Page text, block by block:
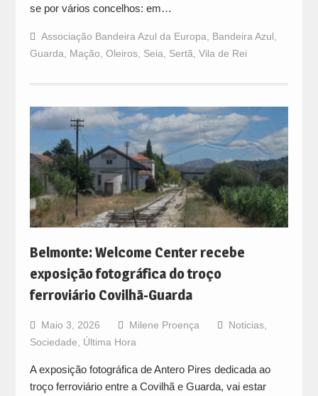
se por vários concelhos: em…
Associação Bandeira Azul da Europa Bandeira Azul
Guarda
Mação Oleiros, Seia Sertã Vila de Rei
Belmonte: Welcome Center recebe
exposição fotográfica do troço
ferroviário Covilhã-Guarda
Maio 3, 2026 Milene Proença Noticias,
Sociedade
Última Hora
A exposição fotográfica de Antero Pires dedicada ao
troço ferroviário entre a Covilhã e Guarda, vai estar